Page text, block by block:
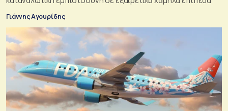
Γιάννης Αγουρίδης